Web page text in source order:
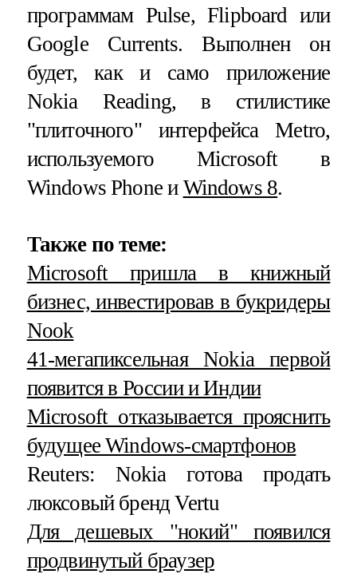
программам Pulse, Flipboard или
Google Currents. Выполнен он
будет, как и само приложение
Nokia Reading, в стилистике
"плиточного" интерфейса Metro,
используемого Microsoft в
Windows Phone и Windows 8.
Также по теме:
Microsoft пришла в книжный
бизнес, инвестировав в букридеры
Nook
41-мегапиксельная Nokia первой
появится в России и Индии
Microsoft отказывается прояснить
будущее Windows-смартфонов
Reuters: Nokia готова продать
люксовый бренд Vertu
Для дешевых "нокий" появился
продвинутый браузер